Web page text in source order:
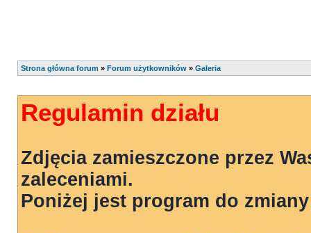
Strona główna forum » Forum użytkowników » Galeria
Regulamin działu
Zdjęcia zamieszczone przez
zaleceniami.
Poniżej jest program do